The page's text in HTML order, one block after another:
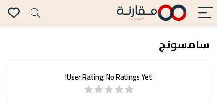
سامسونج
User Rating:No Ratings Yet!